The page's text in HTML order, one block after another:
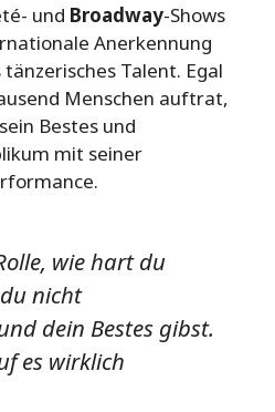
und Broadway-Shows
Anerkennung
Talent. Egal
Menschen auftrat,
Bestes und
mit seiner
wie hart du
nicht
dein Bestes gibst.
es wirklich